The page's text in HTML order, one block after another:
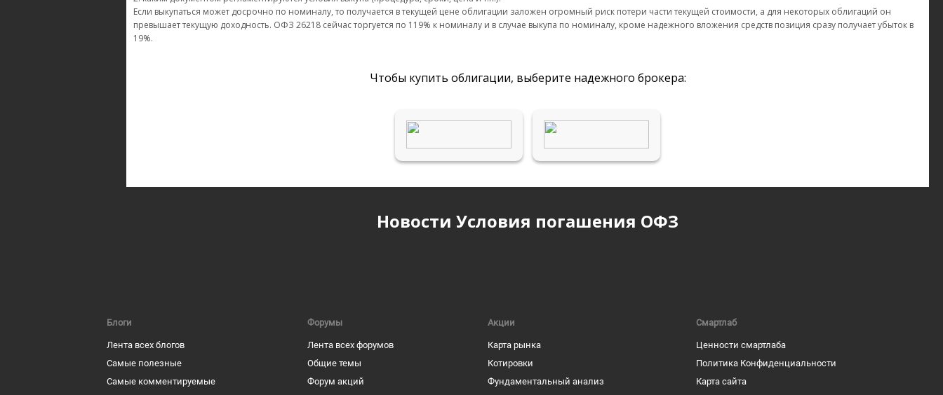
Если выкупаться может досрочно по номиналу, то получается в текущей цене облигации заложен огромный риск потери части текущей стоимости, а для некоторых облигаций он
превышает текущую доходность. ОФЗ 26218 сейчас торгуется по 119% к номиналу и в случае выкупа по номиналу, кроме надежного вложения средств позиция сразу получает убыток в
19%.
Чтобы купить облигации, выберите надежного брокера:
Новости Условия погашения ОФЗ
Блоги
Лента всех блогов
Самые полезные
Самые комментируемые
Форумы
Лента всех форумов
Общие темы
Форум акций
Акции
Карта рынка
Котировки
Фундаментальный анализ
Смартлаб
Ценности смартлаба
Политика Конфиденциальности
Карта сайта